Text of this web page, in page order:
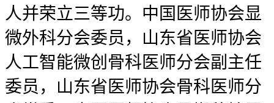
人并荣立三等功。中国医师协会显
微外科分会委员，山东省医师协会
人工智能微创骨科医师分会副主任
委员，山东省医师协会骨科医师分